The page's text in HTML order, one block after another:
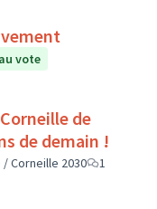
vote
de
de demain !
Corneille 2030
1